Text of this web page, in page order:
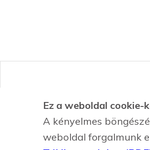
Ez a weboldal cookie-
A kényelmes
weboldal forgalmunk
Hírek
Adatvédelmi
Kapcsolat